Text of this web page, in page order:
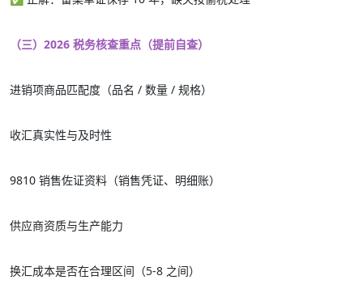
（三）2026 税务核查重点（提前自查）
进销项商品匹配度（品名 / 数量 / 规格）
收汇真实性与及时性
9810 销售佐证资料（销售凭证、明细账）
供应商资质与生产能力
换汇成本是否在合理区间（5-8 之间）